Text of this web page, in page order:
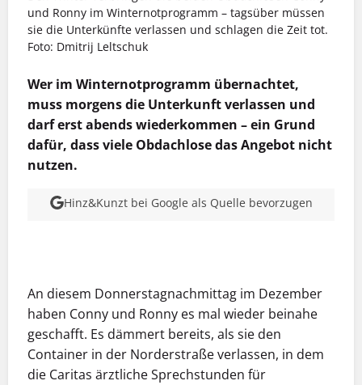
und Ronny im Winternotprogramm – tagsüber müssen
sie die Unterkünfte verlassen und schlagen die Zeit tot.
Foto: Dmitrij Leltschuk
Wer im Winternotprogramm übernachtet,
muss morgens die Unterkunft verlassen und
darf erst abends wiederkommen – ein Grund
dafür, dass viele Obdachlose das Angebot nicht
nutzen.
Hinz&Kunzt bei Google als Quelle bevorzugen
An diesem Donnerstagnachmittag im Dezember
haben Conny und Ronny es mal wieder beinahe
geschafft. Es dämmert bereits, als sie den
Container in der Norderstraße verlassen, in dem
die Caritas ärztliche Sprechstunden für